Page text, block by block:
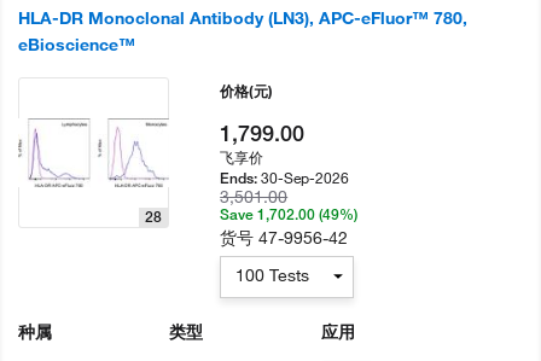
HLA-DR Monoclonal Antibody (LN3), APC-eFluor™ 780,
eBioscience™
28
种属
类型
应用
价格(元)
1,799.00
飞享价
Ends:30-Sep-2026
3,501.00
Save 1,702.00 (49%)
货号47-9956-42
100 Tests